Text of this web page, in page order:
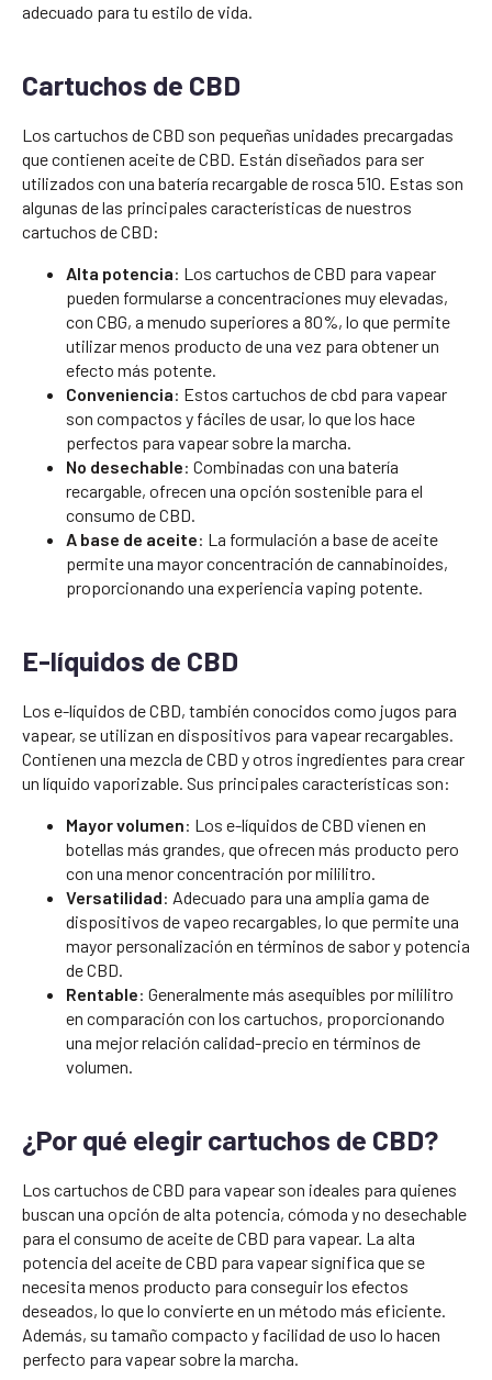
adecuado para tu estilo de vida.
Cartuchos de CBD
Los cartuchos de CBD son pequeñas unidades precargadas
que contienen aceite de CBD. Están diseñados para ser
utilizados con una batería recargable de rosca 510. Estas son
algunas de las principales características de nuestros
cartuchos de CBD:
Alta potencia: Los cartuchos de CBD para vapear
pueden formularse a concentraciones muy elevadas,
con CBG, a menudo superiores a 80%, lo que permite
utilizar menos producto de una vez para obtener un
efecto más potente.
Conveniencia: Estos cartuchos de cbd para vapear
son compactos y fáciles de usar, lo que los hace
perfectos para vapear sobre la marcha.
No desechable: Combinadas con una batería
recargable, ofrecen una opción sostenible para el
consumo de CBD.
A base de aceite: La formulación a base de aceite
permite una mayor concentración de cannabinoides,
proporcionando una experiencia vaping potente.
E-líquidos de CBD
Los e-líquidos de CBD, también conocidos como jugos para
vapear, se utilizan en dispositivos para vapear recargables.
Contienen una mezcla de CBD y otros ingredientes para crear
un líquido vaporizable. Sus principales características son:
Mayor volumen: Los e-líquidos de CBD vienen en
botellas más grandes, que ofrecen más producto pero
con una menor concentración por mililitro.
Versatilidad: Adecuado para una amplia gama de
dispositivos de vapeo recargables, lo que permite una
mayor personalización en términos de sabor y potencia
de CBD.
Rentable: Generalmente más asequibles por mililitro
en comparación con los cartuchos, proporcionando
una mejor relación calidad-precio en términos de
volumen.
¿Por qué elegir cartuchos de CBD?
Los cartuchos de CBD para vapear son ideales para quienes
buscan una opción de alta potencia, cómoda y no desechable
para el consumo de aceite de CBD para vapear. La alta
potencia del aceite de CBD para vapear significa que se
necesita menos producto para conseguir los efectos
deseados, lo que lo convierte en un método más eficiente.
Además, su tamaño compacto y facilidad de uso lo hacen
perfecto para vapear sobre la marcha.